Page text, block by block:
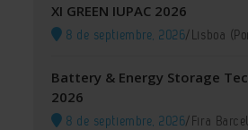
XI GREEN IUPAC 2026
8 de septiembre, 2026/Lisboa
Battery & Energy Storage
2026
8 de septiembre, 2026/Fira